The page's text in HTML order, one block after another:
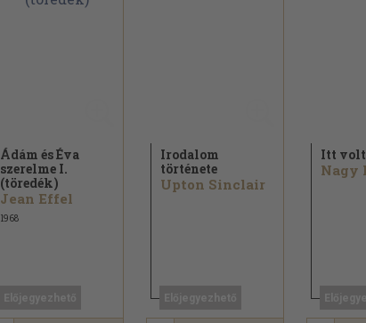
Ádám és Éva
szerelme I.
(töredék)
Jean Effel
1968
Irodalom
története
Upton Sinclair
Itt
Nagy